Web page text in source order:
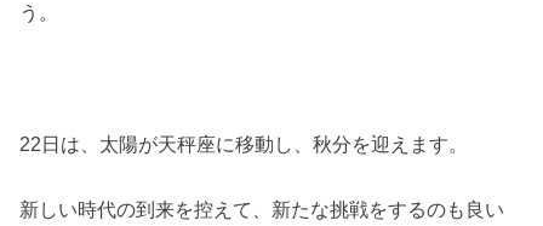
う。
22日は、太陽が天秤座に移動し、秋分を迎えます。
新しい時代の到来を控えて、新たな挑戦をするのも良い